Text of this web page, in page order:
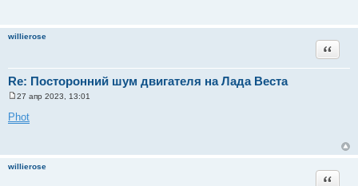
willierose
Re: Посторонний шум двигателя на Лада Веста
Цитата
о
и
27 апр 2023, 13:01
Phot
willierose
Цитата